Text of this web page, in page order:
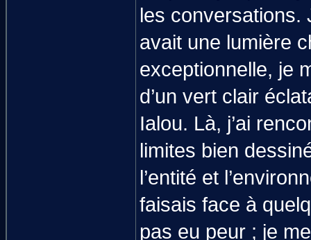
les conversations.
avait une lumière
exceptionnelle, je
d’un vert clair
Ialou. Là, j’ai
limites bien
l’entité et
faisais face à
pas eu peur ; je